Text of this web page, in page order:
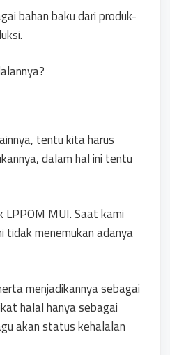
bahan baku dari produk-
tentu kita harus
dalam hal ini tentu
LPPOM MUI. Saat kami
tidak menemukan adanya
menjadikannya sebagai
halal hanya sebagai
akan status kehalalan